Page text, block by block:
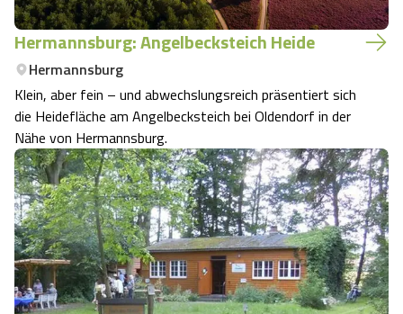
Hermannsburg: Angelbecksteich Heide
Hermannsburg
Klein, aber fein – und abwechslungsreich präsentiert sich
die Heidefläche am Angelbecksteich bei Oldendorf in der
Nähe von Hermannsburg.